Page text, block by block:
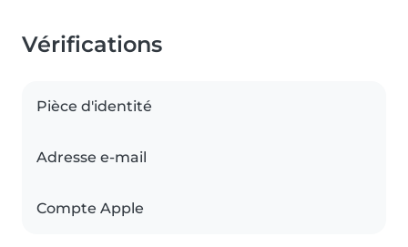
Vérifications
Pièce d'identité
Adresse e-mail
Compte Apple